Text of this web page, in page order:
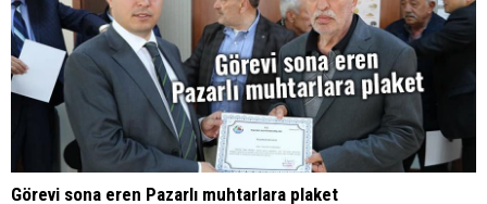
Görevi sona eren Pazarlı muhtarlara plaket